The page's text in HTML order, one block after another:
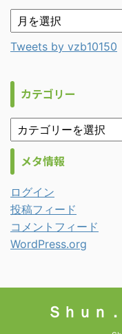
Tweets by vzb10150
カテゴリー
メタ情報
ログイン
投稿フィード
コメントフィード
WordPress.org
Ｓｈｕｎ